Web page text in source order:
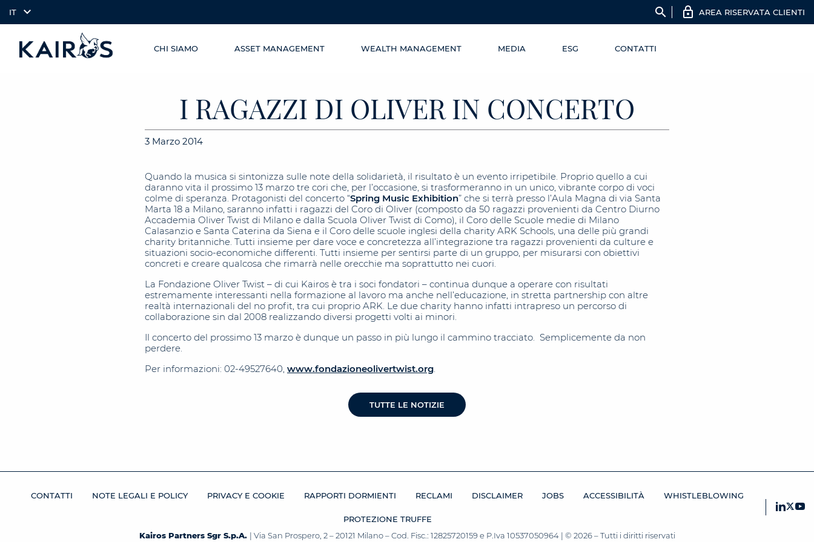
IT search AREA RISERVATA CLIENTI
CHI SIAMO ASSET MANAGEMENT WEALTH MANAGEMENT MEDIA ESG CONTATTI
I RAGAZZI DI OLIVER IN CONCERTO
3 Marzo 2014
Quando la musica si sintonizza sulle note della solidarietà, il risultato è un evento irripetibile. Proprio quello a cui
daranno vita il prossimo 13 marzo tre cori che, per l’occasione, si trasformeranno in un unico, vibrante corpo di voci
colme di speranza. Protagonisti del concerto “Spring Music Exhibition” che si terrà presso l’Aula Magna di via Santa
Marta 18 a Milano, saranno infatti i ragazzi del Coro di Oliver (composto da 50 ragazzi provenienti da Centro Diurno
Accademia Oliver Twist di Milano e dalla Scuola Oliver Twist di Como), il Coro delle Scuole medie di Milano
Calasanzio e Santa Caterina da Siena e il Coro delle scuole inglesi della charity ARK Schools, una delle più grandi
charity britanniche. Tutti insieme per dare voce e concretezza all’integrazione tra ragazzi provenienti da culture e
situazioni socio-economiche differenti. Tutti insieme per sentirsi parte di un gruppo, per misurarsi con obiettivi
concreti e creare qualcosa che rimarrà nelle orecchie ma soprattutto nei cuori.
La Fondazione Oliver Twist – di cui Kairos è tra i soci fondatori – continua dunque a operare con risultati
estremamente interessanti nella formazione al lavoro ma anche nell’educazione, in stretta partnership con altre
realtà internazionali del no profit, tra cui proprio ARK. Le due charity hanno infatti intrapreso un percorso di
collaborazione sin dal 2008 realizzando diversi progetti volti ai minori.
Il concerto del prossimo 13 marzo è dunque un passo in più lungo il cammino tracciato. Semplicemente da non
perdere.
Per informazioni: 02-49527640, www.fondazioneolivertwist.org.
TUTTE LE NOTIZIE
CONTATTI NOTE LEGALI E POLICY PRIVACY E COOKIE RAPPORTI DORMIENTI RECLAMI DISCLAIMER JOBS ACCESSIBILITÀ WHISTLEBLOWING
PROTEZIONE TRUFFE
Kairos Partners Sgr S.p.A. | Via San Prospero, 2 – 20121 Milano – Cod. Fisc.: 12825720159 e P.Iva 10537050964 | © 2026 – Tutti i diritti riservati